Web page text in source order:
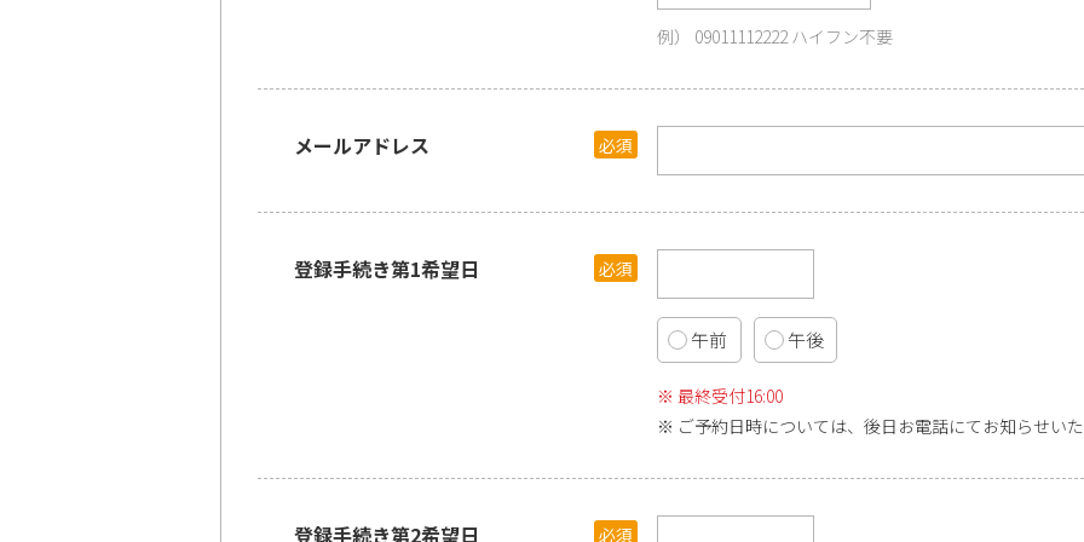
09011112222 ハイフン不要
メールアドレス
登録手続き第1希望日
午前 午後
最終受付16:00
ご予約日時については、後日お電話にてお知らせい
登録手続き第2希望日